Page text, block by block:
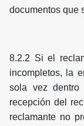
documentos que
8.2.2 Si el
incompletos, la
sola vez
recepción del
reclamante no